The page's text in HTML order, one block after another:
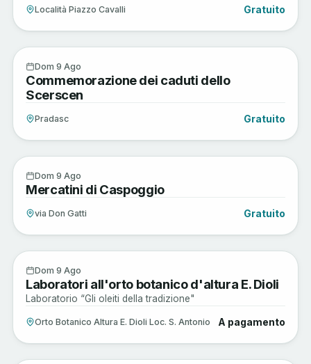
Località Piazzo Cavalli Gratuito
Arte e Cultura
Dom 9 Ago
Commemorazione dei caduti dello
Scerscen
Pradasc Gratuito
Arte e Cultura
Dom 9 Ago
Mercatini di Caspoggio
via Don Gatti Gratuito
Sagre e Tradizioni
AGO
Dom 9 Ago
Laboratori all'orto botanico d'altura E. Dioli
Laboratorio “Gli oleiti della tradizione"
Orto Botanico Altura E. Dioli Loc. S. Antonio A pagamento